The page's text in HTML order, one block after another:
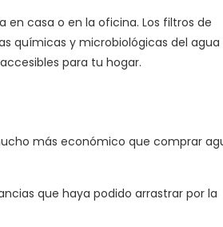
casa o en la oficina. Los filtros de
químicas y microbiológicas del agua
para tu hogar.
más económico que comprar
que haya podido arrastrar por la